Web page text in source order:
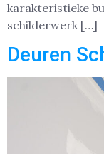
karakteristieke
schilderwerk […]
Deuren